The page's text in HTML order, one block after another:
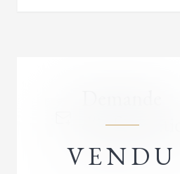
VENDU
RÉPONSE